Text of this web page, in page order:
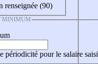
renseignée (90)
MINIMUM
périodicité pour le salaire saisi